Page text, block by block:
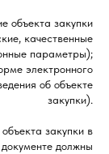
объекта закупки
качественные
параметры);
электронного
об объекте
закупки).
закупки в
должны